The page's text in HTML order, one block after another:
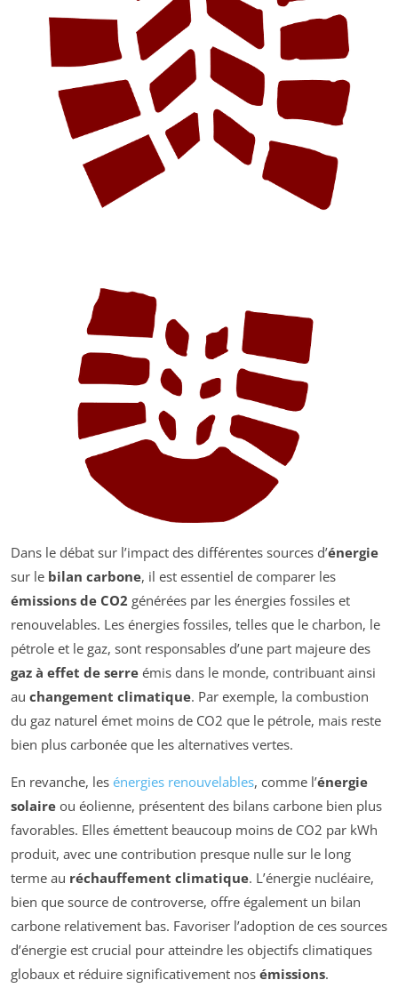
Dans le débat sur l’impact des différentes sources d’énergie
sur le bilan carbone, il est essentiel de comparer les
émissions de CO2 générées par les énergies fossiles et
renouvelables. Les énergies fossiles, telles que le charbon, le
pétrole et le gaz, sont responsables d’une part majeure des
gaz à effet de serre émis dans le monde, contribuant ainsi
au changement climatique. Par exemple, la combustion
du gaz naturel émet moins de CO2 que le pétrole, mais reste
bien plus carbonée que les alternatives vertes.
En revanche, les énergies renouvelables, comme l’énergie
solaire ou éolienne, présentent des bilans carbone bien plus
favorables. Elles émettent beaucoup moins de CO2 par kWh
produit, avec une contribution presque nulle sur le long
terme au réchauffement climatique. L’énergie nucléaire,
bien que source de controverse, offre également un bilan
carbone relativement bas. Favoriser l’adoption de ces sources
d’énergie est crucial pour atteindre les objectifs climatiques
globaux et réduire significativement nos émissions.